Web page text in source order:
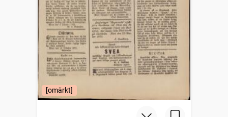
[omärkt]